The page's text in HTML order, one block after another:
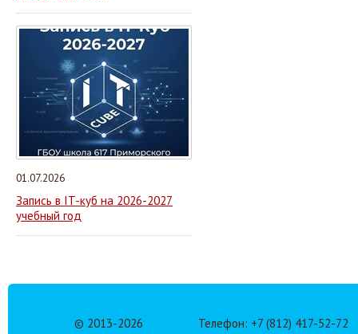
01.07.2026
Запись в IT-куб на 2026-2027
учебный год
© 2013-2026 Телефон: +7 (812) 417-52-72